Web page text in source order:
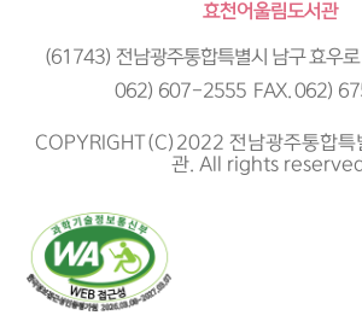
효천어울림도서관
(61743) 전남광주통합특별시 남구 효우
062) 607-2555 FAX. 062)
COPYRIGHT(C)2022 전남광주통합특
관. All rights